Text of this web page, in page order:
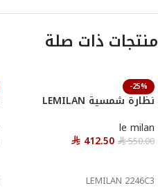
منتجات ذات صلة
-25%
نظارة شمسية LEMILAN
le milan
⃁550.00
⃁ 412.50
LEMILAN 2246C3